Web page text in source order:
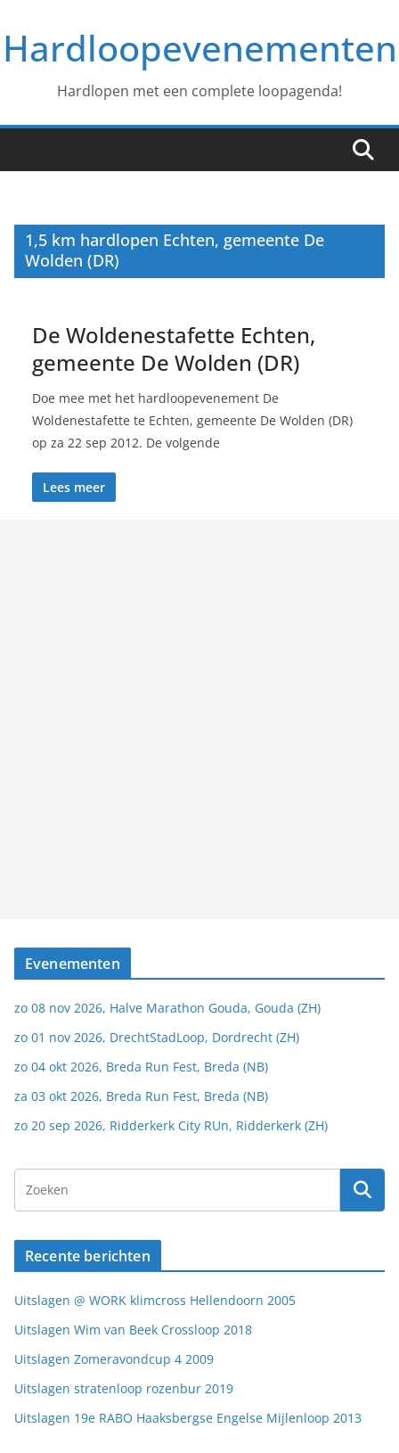
naar
deHardloopevenementen
Hardlopen met een complete loopagenda!
1,5 km hardlopen Echten, gemeente De
Wolden (DR)
De Woldenestafette Echten,
gemeente De Wolden (DR)
Doe mee met het hardloopevenement De
Woldenestafette te Echten, gemeente De Wolden (DR)
op za 22 sep 2012. De volgende
Lees meer
Evenementen
zo 08 nov 2026, Halve Marathon Gouda, Gouda (ZH)
zo 01 nov 2026, DrechtStadLoop, Dordrecht (ZH)
zo 04 okt 2026, Breda Run Fest, Breda (NB)
za 03 okt 2026, Breda Run Fest, Breda (NB)
zo 20 sep 2026, Ridderkerk City RUn, Ridderkerk (ZH)
Recente berichten
Uitslagen @ WORK klimcross Hellendoorn 2005
Uitslagen Wim van Beek Crossloop 2018
Uitslagen Zomeravondcup 4 2009
Uitslagen stratenloop rozenbur 2019
Uitslagen 19e RABO Haaksbergse Engelse Mijlenloop 2013